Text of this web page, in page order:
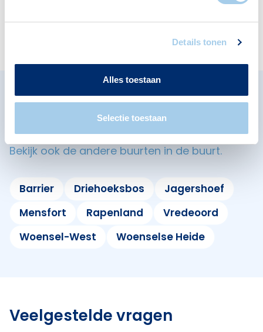
Details tonen
Alles toestaan
Selectie toestaan
Restaurants Apotheken
1
Omliggende buurten in
Eindhoven
Bekijk ook de andere buurten in de buurt.
Barrier Driehoeksbos
Jagershoef
Mensfort
Rapenland
Vredeoord
Woensel-West
Woenselse Heide
Veelgestelde vragen